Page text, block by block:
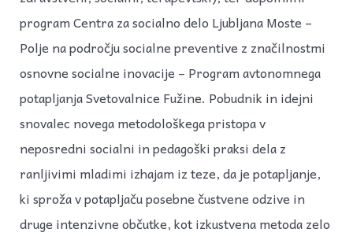
program Centra za socialno delo Ljubljana Moste –
Polje na področju socialne preventive z značilnostmi
osnovne socialne inovacije – Program avtonomnega
potapljanja Svetovalnice Fužine. Pobudnik in idejni
snovalec novega metodološkega pristopa v
neposredni socialni in pedagoški praksi dela z
ranljivimi mladimi izhajam iz teze, da je potapljanje,
ki sproža v potapljaču posebne čustvene odzive in
druge intenzivne občutke, kot izkustvena metoda zelo